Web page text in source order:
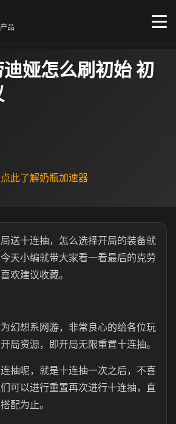
品
娅怎么刷初始 初
此了解奶瓶加速器
送十连抽，怎么选择开局的装备就
天小编就带大家看一看最后的克劳
欢建议收藏。
幻想系网游，非常良心的给各位玩
局资源，即开局无限重置十连抽。
抽呢，就是十连抽一次之后，不喜
可以进行重置再次进行十连抽，直
配为止。